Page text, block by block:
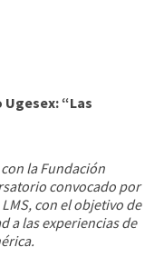
“Las
la Fundación
convocado por
con el objetivo de
a las experiencias de